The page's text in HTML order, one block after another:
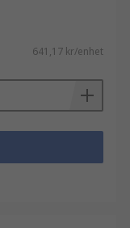
641,17 kr/enhet